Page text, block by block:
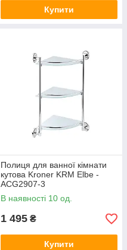
Купити
Полиця для ванної кімнати
кутова Kroner KRM Elbe -
ACG2907-3
В наявності 10 од.
1 495 ₴
Купити